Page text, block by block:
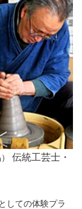
伝統工芸士・
しての体験プラ